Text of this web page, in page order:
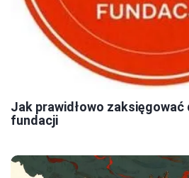
Jak prawidłowo zaksięgować
fundacji